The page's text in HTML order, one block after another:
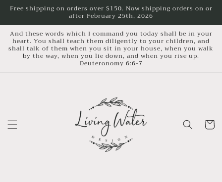
Skip to
Free shipping on orders over $150. Now shipping orders on or
after February 25th, 2026
And these words which I command you today shall be in your
heart. You shall teach them diligently to your children, and
shall talk of them when you sit in your house, when you walk
by the way, when you lie down, and when you rise up.
Deuteronomy 6:6-7
Cart